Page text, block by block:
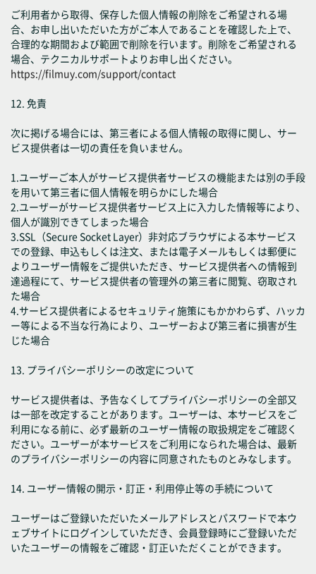
ご利用者から取得、保存した個人情報の削除をご希望される場
合、お申し出いただいた方がご本人であることを確認した上で、
合理的な期間および範囲で削除を行います。削除をご希望される
場合、テクニカルサポートよりお申し出ください。
https://filmuy.com/support/contact
12. 免責
次に掲げる場合には、第三者による個人情報の取得に関し、サー
ビス提供者は一切の責任を負いません。
1.ユーザーご本人がサービス提供者サービスの機能または別の手段
を用いて第三者に個人情報を明らかにした場合
2.ユーザーがサービス提供者サービス上に入力した情報等により、
個人が識別できてしまった場合
3.SSL（Secure Socket Layer）非対応ブラウザによる本サービス
での登録、申込もしくは注文、または電子メールもしくは郵便に
よりユーザー情報をご提供いただき、サービス提供者への情報到
達過程にて、サービス提供者の管理外の第三者に閲覧、窃取され
た場合
4.サービス提供者によるセキュリティ施策にもかかわらず、ハッカ
ー等による不当な行為により、ユーザーおよび第三者に損害が生
じた場合
13. プライバシーポリシーの改定について
サービス提供者は、予告なくしてプライバシーポリシーの全部又
は一部を改定することがあります。ユーザーは、本サービスをご
利用になる前に、必ず最新のユーザー情報の取扱規定をご確認く
ださい。ユーザーが本サービスをご利用になられた場合は、最新
のプライバシーポリシーの内容に同意されたものとみなします。
14. ユーザー情報の開示・訂正・利用停止等の手続について
ユーザーはご登録いただいたメールアドレスとパスワードで本ウ
ェブサイトにログインしていただき、会員登録時にご登録いただ
いたユーザーの情報をご確認・訂正いただくことができます。